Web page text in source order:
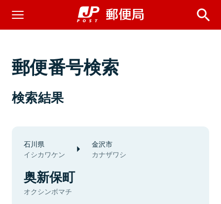
郵便番号検索
検索結果
石川県
イシカワケン
金沢市
カナザワシ
奥新保町
オクシンボマチ